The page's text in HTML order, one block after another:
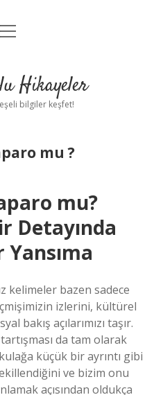
Uyarı
menüyü
Hikayeler
bilgiler keşfet!
mu ?
mu?
Detayında
kelimeler bazen sadece
izlerini, kültürel
bakış açılarımızı taşır.
da tam olarak
küçük bir ayrıntı gibi
ve bizim onu
açısından oldukça